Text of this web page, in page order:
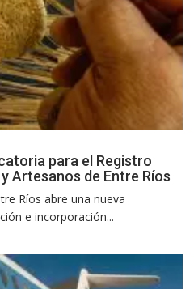
para el Registro
Artesanos de Entre Ríos
Ríos abre una nueva
e incorporación...